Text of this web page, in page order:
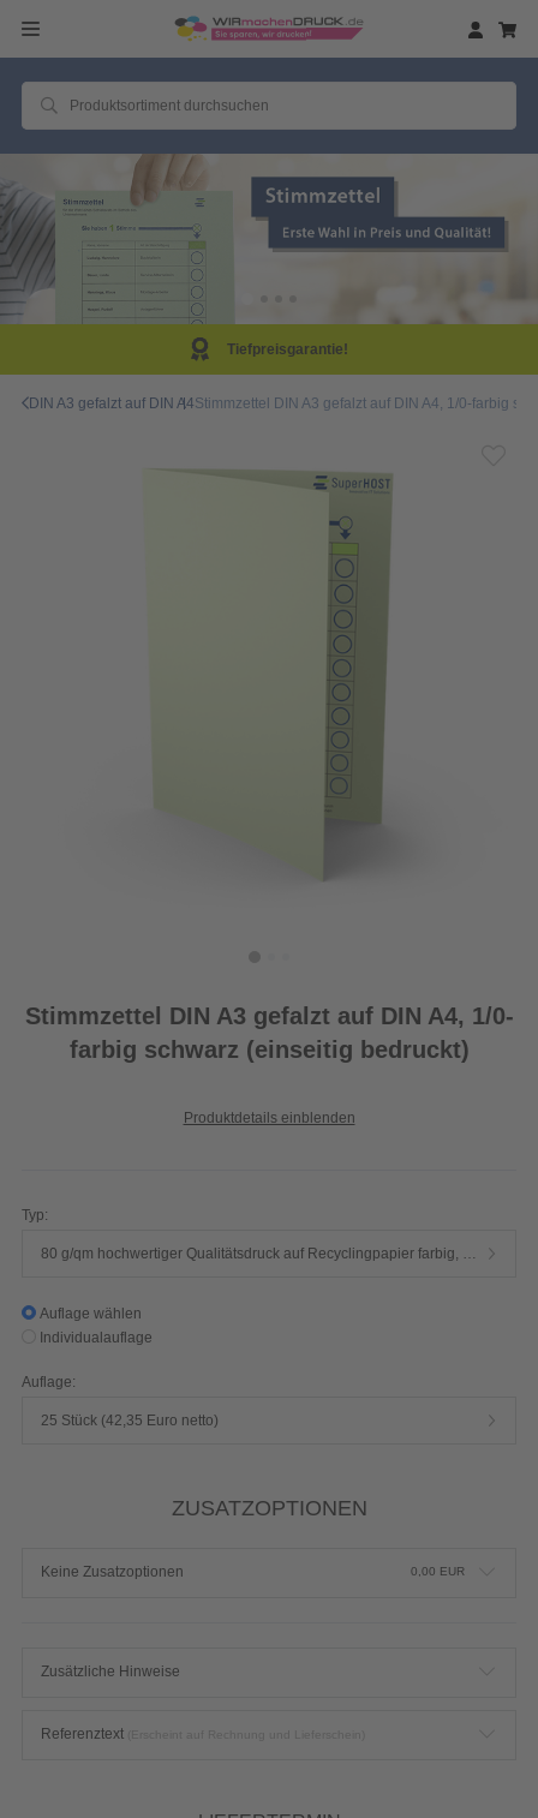
DIN A3 gefalzt auf DIN A4Stimmzettel DIN A3 gefalzt auf DIN A4, 1/0-farbig
Stimmzettel DIN A3 gefalzt auf DIN A4, 1/0-
farbig schwarz (einseitig bedruckt)
Produktdetails einblenden
Typ:
Auflage wählen
Individualauflage
Auflage:
25 Stück (42,35 Euro netto)
ZUSATZOPTIONEN
Keine Zusatzoptionen 0,00 EUR
Zusätzliche Hinweise
Referenztext